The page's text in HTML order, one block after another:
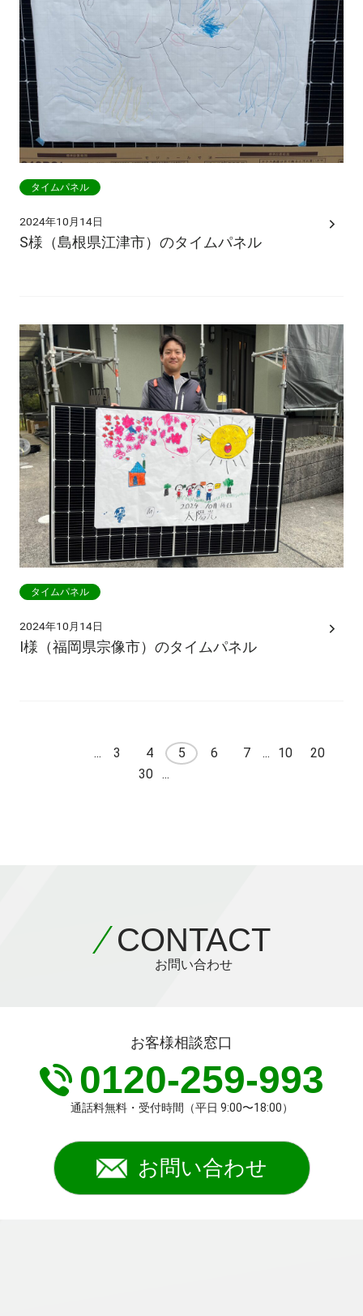
タイムパネル
2024年10月14日
S様（島根県江津市）のタイムパネル
タイムパネル
2024年10月14日
I様（福岡県宗像市）のタイムパネル
... 3 4 5 6 7 ... 10
20
30
...
CONTACT
お問い合わせ
お客様相談窓口
0120-259-993
通話料無料・受付時間（平日 9:00〜18:00）
お問い合わせ